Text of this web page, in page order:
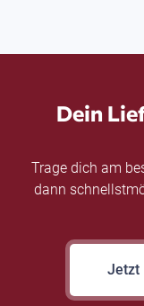
Dein
Trage dich am
dann
Jetzt